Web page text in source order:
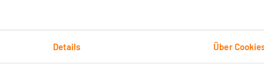
Details Über
wie eine normale Leuchte anzubringen – sogar von
bereits in das LED-Panel integriert und